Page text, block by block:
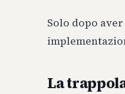
Solo dopo
La